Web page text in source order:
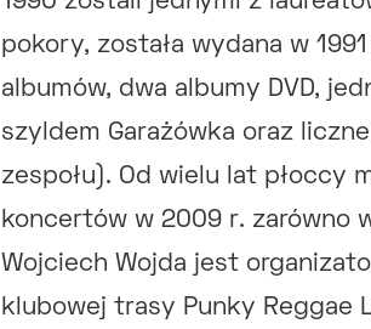
pokory, została wydana w
albumów, dwa albumy DVD,
szyldem Garażówka oraz
zespołu). Od wielu lat płoccy
koncertów w 2009 r. zarówno
Wojciech Wojda jest
klubowej trasy Punky Reggae